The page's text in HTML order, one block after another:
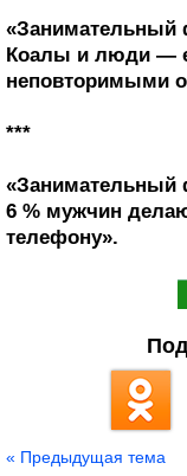
«Занимательный
Коалы и люди —
неповторимыми
***
«Занимательный
6 % мужчин
телефону».
« Предыдущая тема